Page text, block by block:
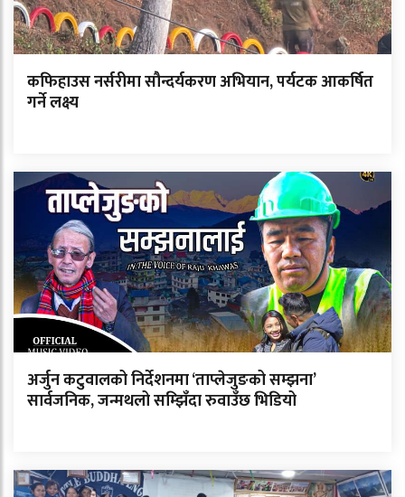
कफिहाउस नर्सरीमा सौन्दर्यकरण अभियान, पर्यटक आकर्षित
गर्ने लक्ष्य
अर्जुन कटुवालको निर्देशनमा ‘ताप्लेजुङको सम्झना’
सार्वजनिक, जन्मथलो सम्झिँदा रुवाउँछ भिडियो